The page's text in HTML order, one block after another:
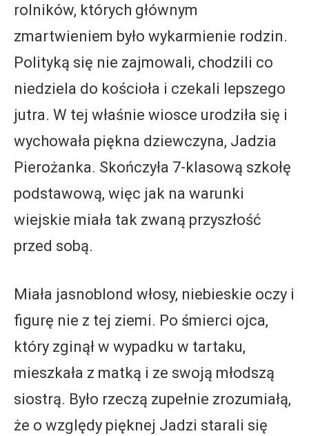
rolników, których głównym
zmartwieniem było wykarmienie rodzin.
Polityką się nie zajmowali, chodzili co
niedziela do kościoła i czekali lepszego
jutra. W tej właśnie wiosce urodziła się i
wychowała piękna dziewczyna, Jadzia
Pierożanka. Skończyła 7-klasową szkołę
podstawową, więc jak na warunki
wiejskie miała tak zwaną przyszłość
przed sobą.
Miała jasnoblond włosy, niebieskie oczy i
figurę nie z tej ziemi. Po śmierci ojca,
który zginął w wypadku w tartaku,
mieszkała z matką i ze swoją młodszą
siostrą. Było rzeczą zupełnie zrozumiałą,
że o względy pięknej Jadzi starali się